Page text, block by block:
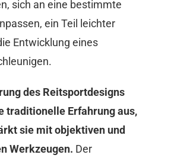
sich an eine bestimmte
ein Teil leichter
Entwicklung eines
des Reitsportdesigns
traditionelle Erfahrung aus,
sie mit objektiven und
Werkzeugen. Der